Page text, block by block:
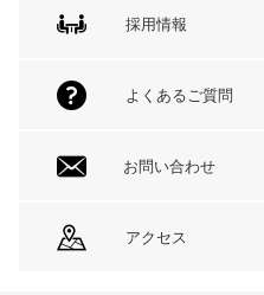
採用情報
よくあるご質問
お問い合わせ
アクセス